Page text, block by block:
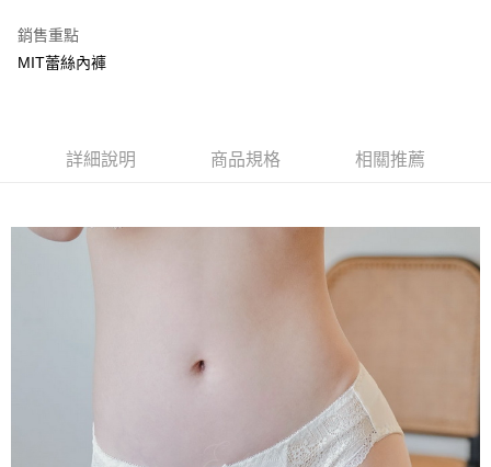
街口支付
悠遊付
貨到付款
全家取貨付款
付款後萊爾富取貨
銷售重點
MIT蕾絲內褲
詳細說明 商品規格 相關推薦